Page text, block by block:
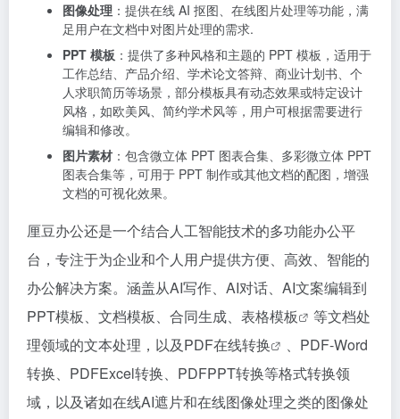
图像处理 ：提供在线 AI 抠图、在线图片处理等功能，满
足用户在文档中对图片处理的需求.
PPT 模板 ：提供了多种风格和主题的 PPT 模板，适用于
工作总结、产品介绍、学术论文答辩、商业计划书、个
人求职简历等场景，部分模板具有动态效果或特定设计
风格，如欧美风、简约学术风等，用户可根据需要进行
编辑和修改。
图片素材 ：包含微立体 PPT 图表合集、多彩微立体 PPT
图表合集等，可用于 PPT 制作或其他文档的配图，增强
文档的可视化效果。
厘豆办公还是一个结合人工智能技术的多功能办公平
台，专注于为企业和个人用户提供方便、高效、智能的
办公解决方案。涵盖从AI写作、AI对话、AI文案编辑到
PPT模板、文档模板、合同生成、 表格模板
等文档处
理领域的文本处理，以及PDF在线转换
、PDF-Word
转换、PDFExcel转换、PDFPPT转换等格式转换领
域，以及诸如在线AI遮片和在线图像处理之类的图像处